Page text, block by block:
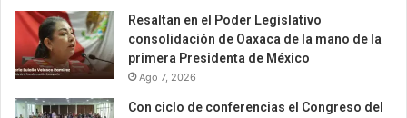
Resaltan en el Poder Legislativo
consolidación de Oaxaca de la mano de la
primera Presidenta de México
Ago 7, 2026
Con ciclo de conferencias el Congreso del